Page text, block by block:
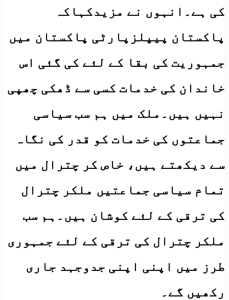
کی ہے۔انہوں نے مزیدکہاکہ
پاکستان پیپلزپارٹی پاکستان میں
جمہوریت کی بقا کے لئے کی گئی اس
خاندان کی خدمات کسی سے ڈھکی چھپی
نہیں ہیں۔ملک میں ہم سب سیاسی
جماعتوں کی خدمات کو قدر کی نگاہ
سے دیکھتے ہیں، خاص کر چترال میں
تمام سیاسی جماعتیں ملکر چترال
کی ترقی کے لئے کوشان ہیں۔ہم سب
ملکر چترال کی ترقی کے لئے جمہوری
طرز میں اپنی اپنی جدوجہد جاری
رکھیں گے۔